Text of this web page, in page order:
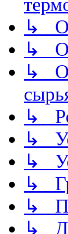
↳
↳
↳
↳
↳
↳
↳
↳
↳